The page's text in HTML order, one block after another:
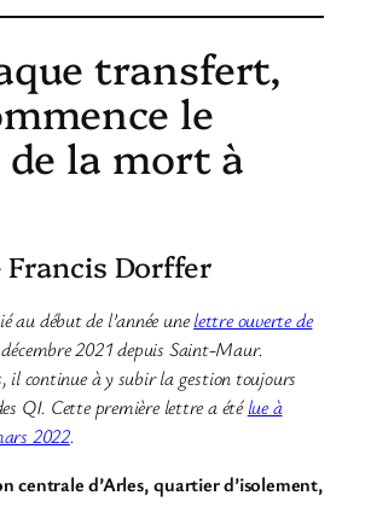
transfert,
le
la mort à
Dorffer
au début de l’année unelettre ouverte de
2021 depuis Saint-Maur.
il continue à y subir la gestion toujours
QI. Cette première lettre a étélue à
2022.
centrale d’Arles, quartier d’isolement,